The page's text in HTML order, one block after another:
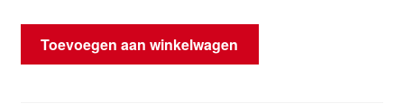
Waterleiding
Citroën
Toevoegen aan winkelwagen